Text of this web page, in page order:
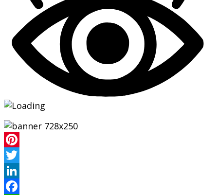
Pinterest
Twitter
LinkedIn